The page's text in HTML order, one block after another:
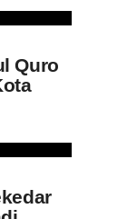
Quro